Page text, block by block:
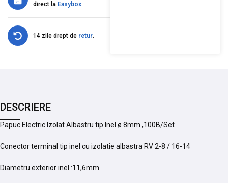
direct la Easybox.
14 zile drept de retur.
DESCRIERE
Papuc Electric Izolat Albastru tip Inel ø 8mm ,100B/Set
Conector terminal tip inel cu izolatie albastra RV 2-8 / 16-14
Diametru exterior inel :11,6mm